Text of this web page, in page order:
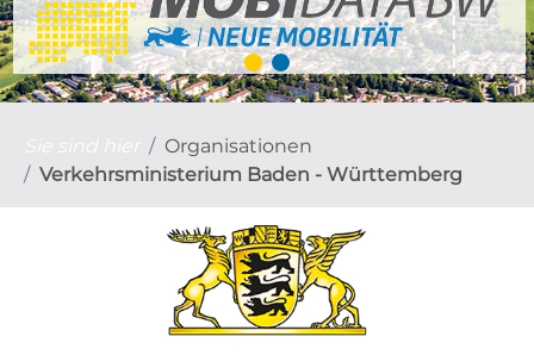
Organisationen
Verkehrsministerium Baden - Württemberg